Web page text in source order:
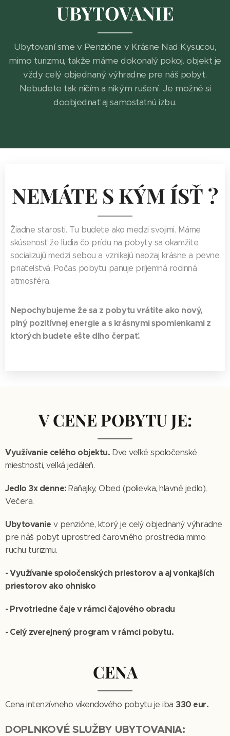
UBYTOVANIE
Ubytovaní sme v Penzióne v Krásne Nad Kysucou,
mimo turizmu, takže máme dokonalý pokoj. objekt je
vždy celý objednaný výhradne pre náš pobyt.
Nebudete tak ničím a nikým rušení. Je možné si
doobjednať aj samostatnú izbu.
NEMÁTE S KÝM ÍSŤ ?
Žiadne starosti. Tu budete ako medzi svojimi. Máme
skúsenosť že ľudia čo prídu na pobyty sa okamžite
socializujú medzi sebou a vznikajú naozaj krásne a pevne
priateľstvá. Počas pobytu panuje príjemná rodinná
atmosféra.
Nepochybujeme že sa z pobytu vrátite ako nový,
plný pozitívnej energie a s krásnymi spomienkami z
ktorých budete ešte dlho čerpať.
V CENE POBYTU JE:
Využívanie celého objektu. Dve veľké spoločenské
miestnosti, veľká jedáleň.
Jedlo 3x denne:Raňajky, Obed (polievka, hlavné jedlo),
Večera.
Ubytovanie v penzióne, ktorý je celý objednaný výhradne
pre náš pobyt uprostred čarovného prostredia mimo
ruchu turizmu.
- Využívanie spoločenských priestorov a aj vonkajších
priestorov ako ohnisko
- Prvotriedne čaje v rámci čajového obradu
- Celý zverejnený program v rámci pobytu.
CENA
Cena intenzívneho víkendového pobytu je iba 330 eur.
DOPLNKOVÉ SLUŽBY UBYTOVANIA: